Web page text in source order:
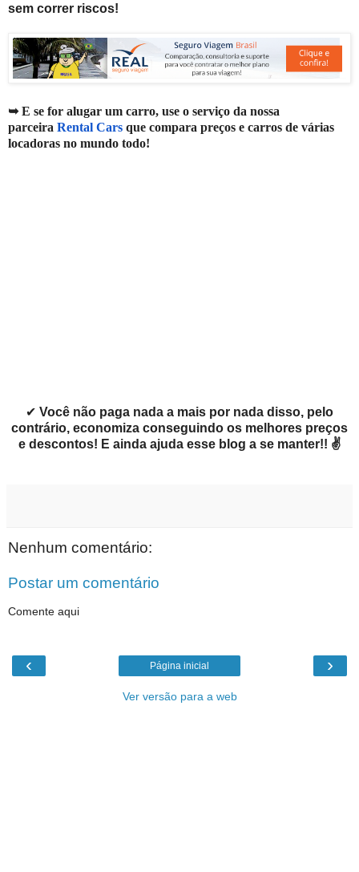
sem correr riscos!
➥ E se for alugar um carro, use o serviço da nossa
parceira Rental Cars que compara preços e carros de várias
locadoras no mundo todo!
✔ Você não paga nada a mais por nada disso, pelo
contrário, economiza conseguindo os melhores preços
e descontos! E ainda ajuda esse blog a se manter!! ✌
Nenhum comentário:
Postar um comentário
Comente aqui
‹ ›
Página inicial
Ver versão para a web